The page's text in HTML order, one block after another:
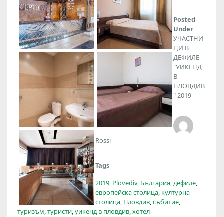
Posted
Under
УЧАСТНИ
ЦИ В
ДЕФИЛЕ
"УИКЕНД
В
ПЛОВДИВ
" 2019
Rossi
Tags
2019, Plovediv, България,дефиле,
европейска столица, културна
столица, Пловдив,събитие,
туризъм,туристи,уикенд в пловдив,хотел